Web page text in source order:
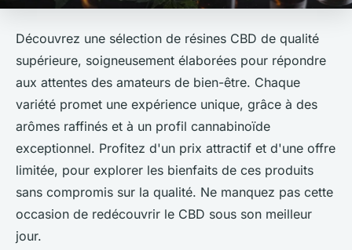
Découvrez une sélection de résines CBD de qualité
supérieure, soigneusement élaborées pour répondre
aux attentes des amateurs de bien-être. Chaque
variété promet une expérience unique, grâce à des
arômes raffinés et à un profil cannabinoïde
exceptionnel. Profitez d'un prix attractif et d'une offre
limitée, pour explorer les bienfaits de ces produits
sans compromis sur la qualité. Ne manquez pas cette
occasion de redécouvrir le CBD sous son meilleur
jour.